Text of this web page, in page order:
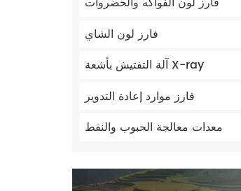
فارز لون الشاي
آلة التفتيش بأشعة X-ray
فارز موارد إعادة التدوير
معدات معالجة الحبوب والنفط